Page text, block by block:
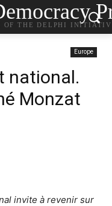
OF THE DELPHI
Europe
national.
Monzat
invite à revenir sur